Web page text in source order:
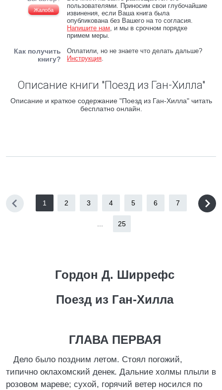
Жалоба
пользователями. Приносим свои глубочайшие
извинения, если Ваша книга была
опубликована без Вашего на то согласия.
Напишите нам, и мы в срочном порядке
примем меры.
Как получить
книгу?
Оплатили, но не знаете что делать дальше?
Инструкция.
Описание книги "Поезд из Ган-Хилла"
Описание и краткое содержание "Поезд из Ган-Хилла" читать
бесплатно онлайн.
1 2 3 4 5 6 7
25
Гордон Д. Ширрефс
Поезд из Ган-Хилла
ГЛАВА ПЕРВАЯ
Дело было поздним летом. Стоял погожий,
типично оклахомский денек. Дальние холмы плыли в
розовом мареве; сухой, горячий ветер носился по